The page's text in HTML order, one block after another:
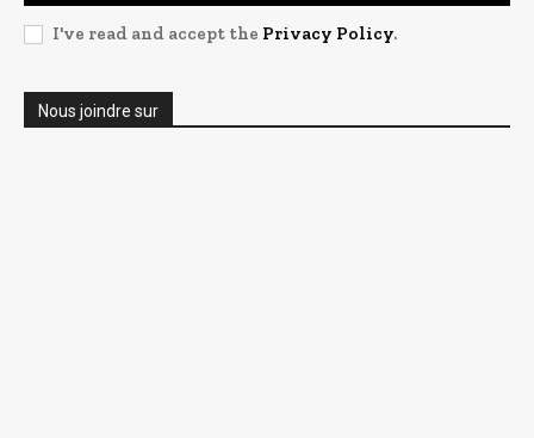
I've read and accept the Privacy Policy.
Nous joindre sur